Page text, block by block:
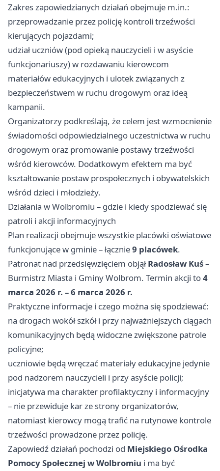
Zakres zapowiedzianych działań obejmuje m.in.:
przeprowadzanie przez policję kontroli trzeźwości
kierujących pojazdami;
udział uczniów (pod opieką nauczycieli i w asyście
funkcjonariuszy) w rozdawaniu kierowcom
materiałów edukacyjnych i ulotek związanych z
bezpieczeństwem w ruchu drogowym oraz ideą
kampanii.
Organizatorzy podkreślają, że celem jest wzmocnienie
świadomości odpowiedzialnego uczestnictwa w ruchu
drogowym oraz promowanie postawy trzeźwości
wśród kierowców. Dodatkowym efektem ma być
kształtowanie postaw prospołecznych i obywatelskich
wśród dzieci i młodzieży.
Działania w Wolbromiu – gdzie i kiedy spodziewać się
patroli i akcji informacyjnych
Plan realizacji obejmuje wszystkie placówki oświatowe
funkcjonujące w gminie – łącznie9 placówek.
Patronat nad przedsięwzięciem objąłRadosław Kuś–
Burmistrz Miasta i Gminy Wolbrom. Termin akcji to4
marca 2026 r. – 6 marca 2026 r.
Praktyczne informacje i czego można się spodziewać:
na drogach wokół szkół i przy najważniejszych ciągach
komunikacyjnych będą widoczne zwiększone patrole
policyjne;
uczniowie będą wręczać materiały edukacyjne jedynie
pod nadzorem nauczycieli i przy asyście policji;
inicjatywa ma charakter profilaktyczny i informacyjny
– nie przewiduje kar ze strony organizatorów,
natomiast kierowcy mogą trafić na rutynowe kontrole
trzeźwości prowadzone przez policję.
Zapowiedź działań pochodzi od Miejskiego Ośrodka
Pomocy Społecznej w Wolbromiu i ma być